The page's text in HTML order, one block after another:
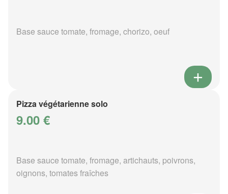
Base sauce tomate, fromage, chorizo, oeuf
Pizza végétarienne solo
9.00 €
Base sauce tomate, fromage, artichauts, poivrons,
oignons, tomates fraîches